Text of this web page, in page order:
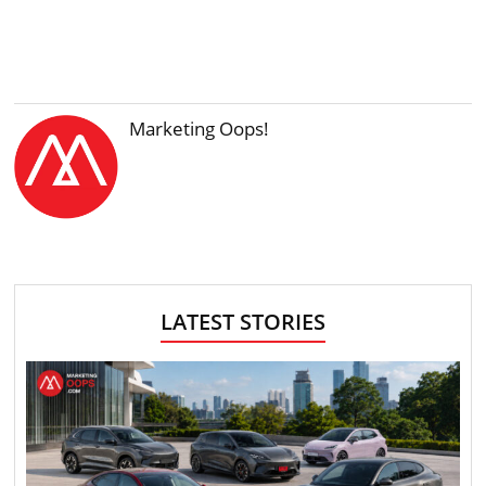
Marketing Oops!
LATEST STORIES